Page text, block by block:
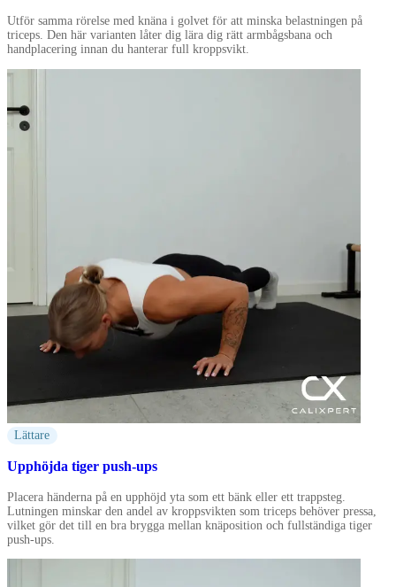
Utför samma rörelse med knäna i golvet för att minska belastningen på
triceps. Den här varianten låter dig lära dig rätt armbågsbana och
handplacering innan du hanterar full kroppsvikt.
Lättare
Upphöjda tiger push-ups
Placera händerna på en upphöjd yta som ett bänk eller ett trappsteg.
Lutningen minskar den andel av kroppsvikten som triceps behöver pressa,
vilket gör det till en bra brygga mellan knäposition och fullständiga tiger
push-ups.